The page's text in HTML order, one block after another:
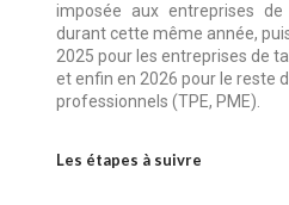
imposée aux entreprises
durant cette même année,
2025 pour les entreprises de
et enfin en 2026 pour le reste
professionnels (TPE, PME).
Les étapes à suivre